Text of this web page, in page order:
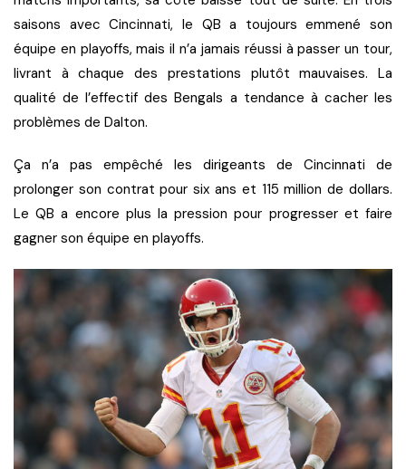
saisons avec Cincinnati, le QB a toujours emmené son
équipe en playoffs, mais il n’a jamais réussi à passer un tour,
livrant à chaque des prestations plutôt mauvaises. La
qualité de l’effectif des Bengals a tendance à cacher les
problèmes de Dalton.
Ça n’a pas empêché les dirigeants de Cincinnati de
prolonger son contrat pour six ans et 115 million de dollars.
Le QB a encore plus la pression pour progresser et faire
gagner son équipe en playoffs.